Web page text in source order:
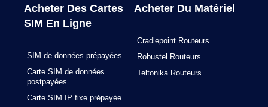
o
k
r i e
Acheter Des Cartes
SIM En Ligne
SIM de données prépayées
Carte SIM de données
postpayées
Carte SIM IP fixe prépayée
Acheter Du Matériel
Cradlepoint Routeurs
Robustel Routeurs
Teltonika Routeurs